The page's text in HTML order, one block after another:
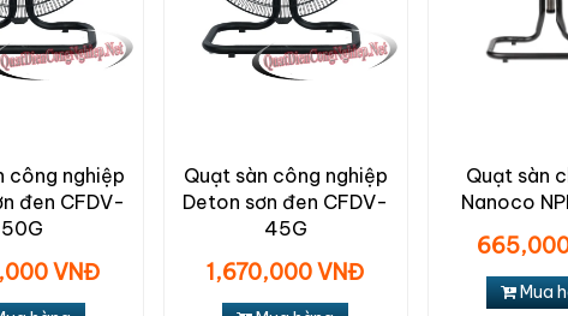
công nghiệp
đen CFDV-
50G
VNĐ
Quạt sàn công nghiệp
Deton sơn đen CFDV-
45G
1,670,000 VNĐ
Quạt sàn
Nanoco
Mua